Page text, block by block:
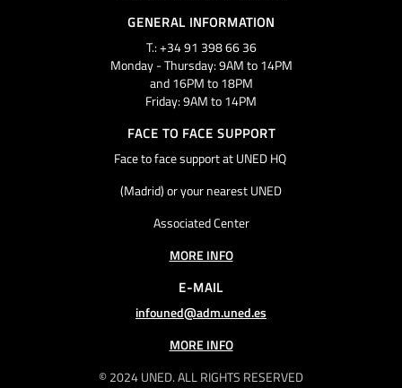
© 2024 UNED. ALL RIGHTS RESERVED
GENERAL INFORMATION
T.: +34 91 398 66 36
Monday - Thursday: 9AM to 14PM
and 16PM to 18PM
Friday: 9AM to 14PM
FACE TO FACE SUPPORT
Face to face support at UNED HQ
(Madrid) or your nearest UNED
Associated Center
MORE INFO
E-MAIL
infouned@adm.uned.es
MORE INFO